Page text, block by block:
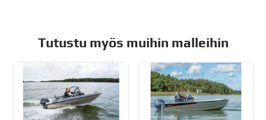
Tutustu myös muihin malleihin